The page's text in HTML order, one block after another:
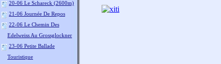
20-06 Le Schareck (2600m)
21-06 Journée De Repos
22-06 Le Chemin Des
Edelweiss Au Grossglockner
23-06 Petite Ballade
Touristique